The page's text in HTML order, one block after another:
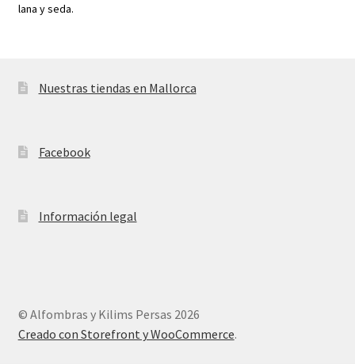
lana y seda.
Nuestras tiendas en Mallorca
Facebook
Información legal
© Alfombras y Kilims Persas 2026
Creado con Storefront y WooCommerce.